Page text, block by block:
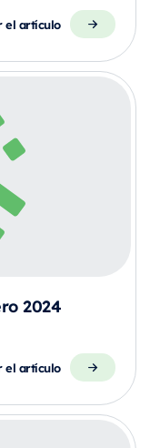
el artículo
2024
el artículo